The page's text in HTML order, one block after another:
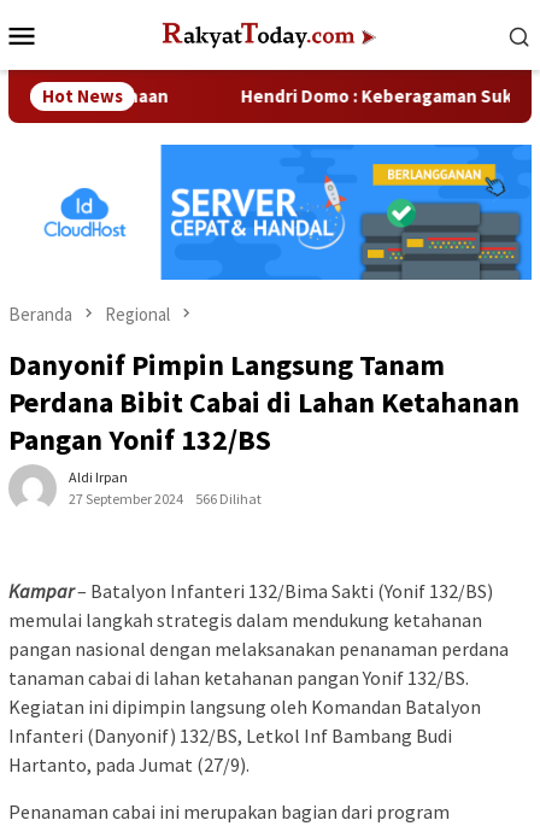
ke
Mobile
Hot News
Perusahaan Hendri Domo : Keberagaman Suku dan
Beranda Regional
Danyonif Pimpin Langsung Tanam
Perdana Bibit Cabai di Lahan Ketahanan
Pangan Yonif 132/BS
Aldi Irpan
27 September 2024
566 Dilihat
Kampar– Batalyon Infanteri 132/Bima Sakti (Yonif 132/BS)
memulai langkah strategis dalam mendukung ketahanan
pangan nasional dengan melaksanakan penanaman perdana
tanaman cabai di lahan ketahanan pangan Yonif 132/BS.
Kegiatan ini dipimpin langsung oleh Komandan Batalyon
Infanteri (Danyonif) 132/BS, Letkol Inf Bambang Budi
Hartanto, pada Jumat (27/9).
Penanaman cabai ini merupakan bagian dari program